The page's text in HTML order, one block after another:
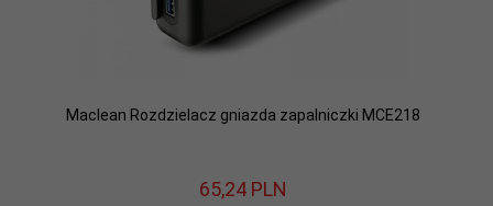
Maclean Rozdzielacz gniazda zapalniczki MCE218
65,24 PLN